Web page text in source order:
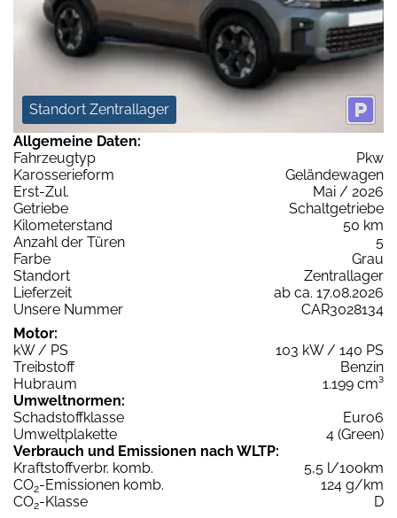
Standort Zentrallager
Allgemeine Daten:
Fahrzeugtyp
Pkw
Karosserieform
Geländewagen
Erst-Zul.
Mai / 2026
Getriebe
Schaltgetriebe
Kilometerstand
50 km
Anzahl der Türen
5
Farbe
Grau
Standort
Zentrallager
Lieferzeit
ab ca. 17.08.2026
Unsere Nummer
CAR3028134
Motor:
kW / PS
103 kW / 140 PS
Treibstoff
Benzin
Hubraum
1.199 cm³
Umweltnormen:
Schadstoffklasse
Euro6
Umweltplakette
4 (Green)
Verbrauch und Emissionen nach WLTP:
Kraftstoffverbr. komb.
5,5 l/100km
CO2-Emissionen komb.
124 g/km
CO2-Klasse
D